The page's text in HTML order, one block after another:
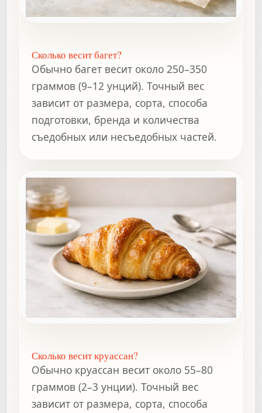
Сколько весит багет?
Обычно багет весит около 250–350
граммов (9–12 унций). Точный вес
зависит от размера, сорта, способа
подготовки, бренда и количества
съедобных или несъедобных частей.
Сколько весит круассан?
Обычно круассан весит около 55–80
граммов (2–3 унции). Точный вес
зависит от размера, сорта, способа